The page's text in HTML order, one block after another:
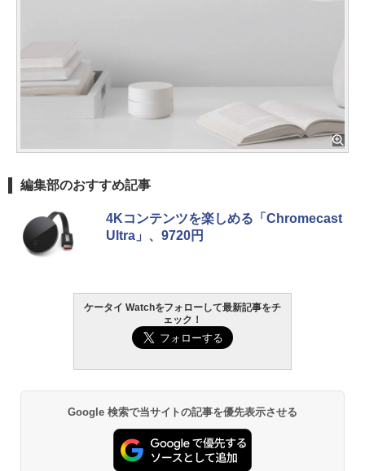
編集部のおすすめ記事
4Kコンテンツを楽しめる「Chromecast
Ultra」、9720円
ケータイ Watchをフォローして最新記事をチ
ェック！
Google 検索で当サイトの記事を優先表示させる